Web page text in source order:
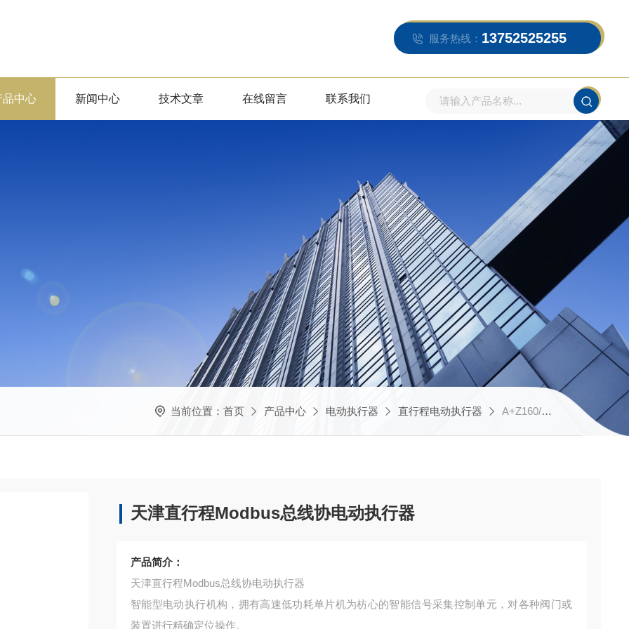
服务热线： 13752525255
品中心 新闻中心 技术文章 在线留言 联系我们
当前位置： 首页 产品中心 电动执行器 直行程电动执行器 A+Z160/F1800天津直行程Modbus总线协电动执行器
天津直行程Modbus总线协电动执行器
产品简介：
天津直行程Modbus总线协电动执行器
智能型电动执行机构，拥有高速低功耗单片机为枋心的智能信号采集控制单元，对各种阀门或
装置进行精确定位操作。